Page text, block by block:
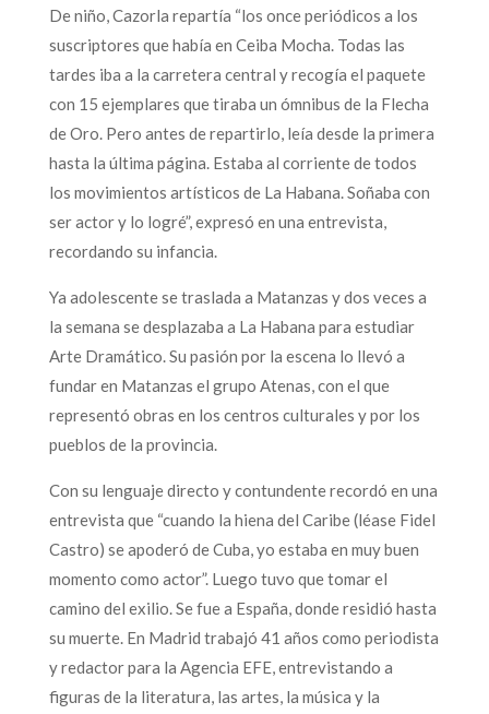
De niño, Cazorla repartía “los once periódicos a los
suscriptores que había en Ceiba Mocha. Todas las
tardes iba a la carretera central y recogía el paquete
con 15 ejemplares que tiraba un ómnibus de la Flecha
de Oro. Pero antes de repartirlo, leía desde la primera
hasta la última página. Estaba al corriente de todos
los movimientos artísticos de La Habana. Soñaba con
ser actor y lo logré”, expresó en una entrevista,
recordando su infancia.
Ya adolescente se traslada a Matanzas y dos veces a
la semana se desplazaba a La Habana para estudiar
Arte Dramático. Su pasión por la escena lo llevó a
fundar en Matanzas el grupo Atenas, con el que
representó obras en los centros culturales y por los
pueblos de la provincia.
Con su lenguaje directo y contundente recordó en una
entrevista que “cuando la hiena del Caribe (léase Fidel
Castro) se apoderó de Cuba, yo estaba en muy buen
momento como actor”. Luego tuvo que tomar el
camino del exilio. Se fue a España, donde residió hasta
su muerte. En Madrid trabajó 41 años como periodista
y redactor para la Agencia EFE, entrevistando a
figuras de la literatura, las artes, la música y la